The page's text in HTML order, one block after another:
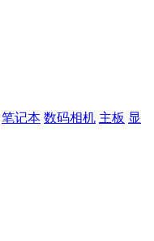
笔记本 数码相机 主板 显